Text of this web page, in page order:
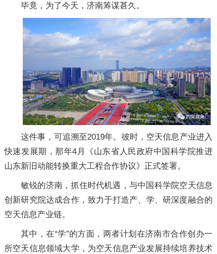
毕竟，为了今天，济南筹谋甚久。
这件事，可追溯至2019年。彼时，空天信息产业进入
快速发展期，那年4月《山东省人民政府中国科学院推进
山东新旧动能转换重大工程合作协议》正式签署。
敏锐的济南，抓住时代机遇，与中国科学院空天信息
创新研究院达成合作，致力于打造产、学、研深度融合的
空天信息产业链。
其中，在“学”的方面，两者计划在济南市合作创办一
所空天信息领域大学，为空天信息产业发展持续培养技术